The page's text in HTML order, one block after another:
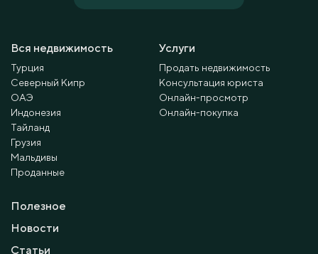
Вся недвижимость
Турция
Северный Кипр
ОАЭ
Индонезия
Тайланд
Грузия
Мальдивы
Проданные
Услуги
Продать недвижимость
Консультация юриста
Онлайн-просмотр
Онлайн-покупка
Полезное
Новости
Статьи